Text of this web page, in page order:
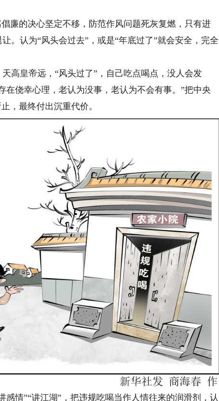
的决心坚定不移，防范作风问题死灰复燃，只有进
。认为“风头会过去”，或是“年底过了”就会安全，完全
皇帝远，“风头过了”，自己吃点喝点，没人会发
在侥幸心理，老认为没事，老认为不会有事。”把中央
，最终付出沉重代价。
情”“讲江湖”，把违规吃喝当作人情往来的润滑剂，认